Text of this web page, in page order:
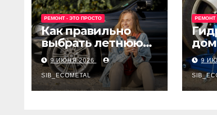
РЕМОНТ - ЭТО ПРОСТО
Как правильно
выбрать летнюю
резину для
машины?
9 ИЮНЯ 2026
SIB_ECOMETAL
РЕМОНТ
9